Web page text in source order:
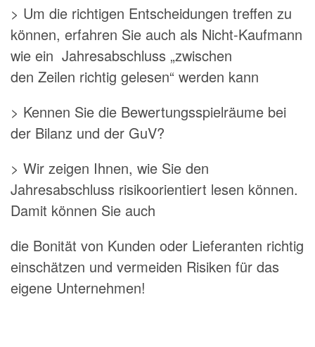
> Um die richtigen Entscheidungen treffen zu
können, erfahren Sie auch als Nicht-Kaufmann
wie ein Jahresabschluss „zwischen
den Zeilen richtig gelesen“ werden kann
> Kennen Sie die Bewertungsspielräume bei
der Bilanz und der GuV?
> Wir zeigen Ihnen, wie Sie den
Jahresabschluss risikoorientiert lesen können.
Damit können Sie auch
die Bonität von Kunden oder Lieferanten richtig
einschätzen und vermeiden Risiken für das
eigene Unternehmen!